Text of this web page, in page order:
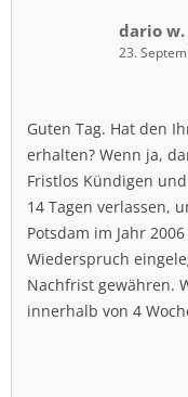
dario w.
23.
Guten Tag. Hat den
erhalten? Wenn ja,
Fristlos Kündigen
14 Tagen verlassen,
Potsdam im Jahr
Wiederspruch
Nachfrist gewähren.
innerhalb von 4